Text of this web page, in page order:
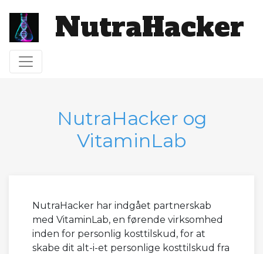
NutraHacker
Toggle navigation
NutraHacker og
VitaminLab
NutraHacker har indgået partnerskab
med VitaminLab, en førende virksomhed
inden for personlig kosttilskud, for at
skabe dit alt-i-et personlige kosttilskud fra